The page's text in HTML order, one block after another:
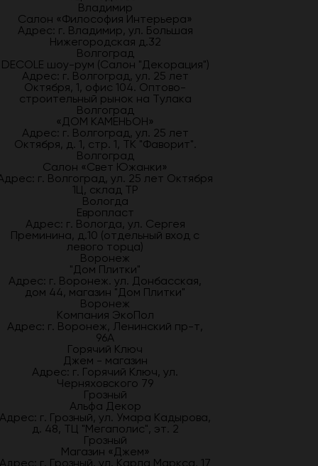
Владимир
Салон «Философия Интерьера»
Адрес: г. Владимир, ул. Большая
Нижегородская д.32
Волгоград
DECOLE шоу-рум (Салон "Декорация")
Адрес: г. Волгоград, ул. 25 лет
Октября, 1, офис 104. Оптово-
строительный рынок на Тулака
Волгоград
«ДОМ КАМЕНЬОН»
Адрес: г. Волгоград, ул. 25 лет
Октября, д. 1, стр. 1, ТК "Фаворит".
Волгоград
Салон «Свет Южанки»
г. Волгоград, ул. 25 лет Октября
1Ц, склад ТР
Вологда
Европласт
Адрес: г. Вологда, ул. Сергея
Преминина, д.10 (отдельный вход с
левого торца)
Воронеж
"Дом Плитки"
Адрес: г. Воронеж. ул. Донбасская,
дом 44, магазин "Дом Плитки"
Воронеж
Компания ЭкоПол
Адрес: г. Воронеж, Ленинский пр-т,
96А
Горячий Ключ
Джем - магазин
Адрес: г. Горячий Ключ, ул.
Черняховского 79
Грозный
Альфа Декор
Адрес: г. Грозный, ул. Умара Кадырова,
д. 48, ТЦ "Мегаполис", эт. 2
Грозный
Магазин «Джем»
Адрес: г. Грозный, ул. Карла Маркса, 17